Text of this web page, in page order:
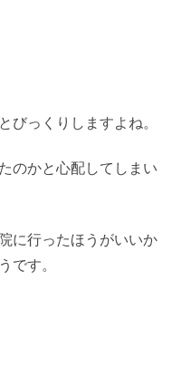
びっくりしますよね。
のかと心配してしまい
に行ったほうがいいか
です。